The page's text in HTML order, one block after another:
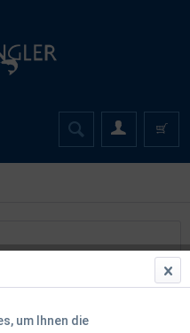
um Ihnen die